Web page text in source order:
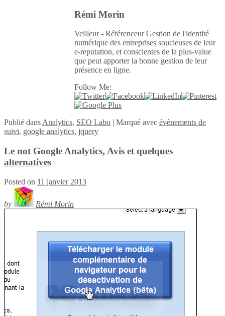
Rémi Morin
Veilleur - Référenceur Gestion de l'identité
numérique des entreprises soucieuses de leur
e-reputation, et conscientes de la plus-value
que peut apporter la bonne gestion de leur
présence en ligne.
Follow Me:
Publié dans Analytics, SEO Labo | Marqué avec évènements de
suivi, google analytics, jquery
Le not Google Analytics, Avis et quelques
alternatives
Posted on 11 janvier 2013
by Rémi Morin